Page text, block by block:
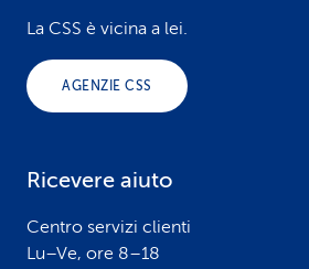
La CSS è vicina a lei.
AGENZIE CSS
Ricevere aiuto
Centro servizi clienti
Lu–Ve, ore 8–18